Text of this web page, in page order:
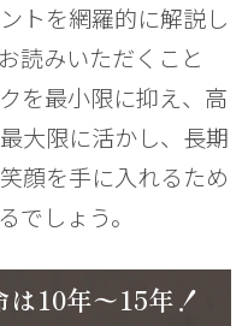
トを網羅的に解説し
読みいただくこと
を最小限に抑え、高
大限に活かし、長期
顔を手に入れるため
でしょう。
10年〜15年！